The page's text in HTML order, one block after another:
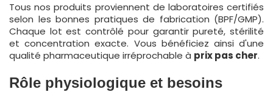
Tous nos produits proviennent de laboratoires certifiés
selon les bonnes pratiques de fabrication (BPF/GMP).
Chaque lot est contrôlé pour garantir pureté, stérilité
et concentration exacte. Vous bénéficiez ainsi d'une
qualité pharmaceutique irréprochable à prix pas cher.
Rôle physiologique et besoins